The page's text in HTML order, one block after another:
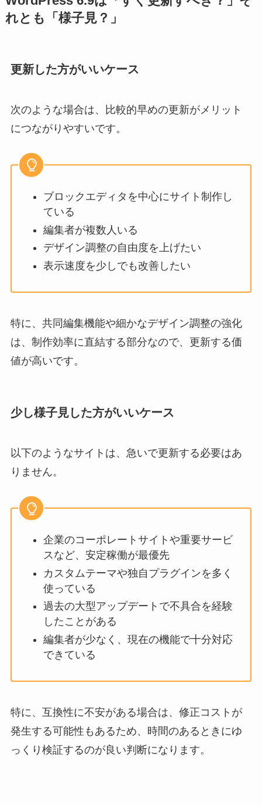
れとも「様子見？」
更新した方がいいケース
次のような場合は、比較的早めの更新がメリット
につながりやすいです。
ブロックエディタを中心にサイト制作し
ている
編集者が複数人いる
デザイン調整の自由度を上げたい
表示速度を少しでも改善したい
特に、共同編集機能や細かなデザイン調整の強化
は、制作効率に直結する部分なので、更新する価
値が高いです。
少し様子見した方がいいケース
以下のようなサイトは、急いで更新する必要はあ
りません。
企業のコーポレートサイトや重要サービ
スなど、安定稼働が最優先
カスタムテーマや独自プラグインを多く
使っている
過去の大型アップデートで不具合を経験
したことがある
編集者が少なく、現在の機能で十分対応
できている
特に、互換性に不安がある場合は、修正コストが
発生する可能性もあるため、時間のあるときにゆ
っくり検証するのが良い判断になります。